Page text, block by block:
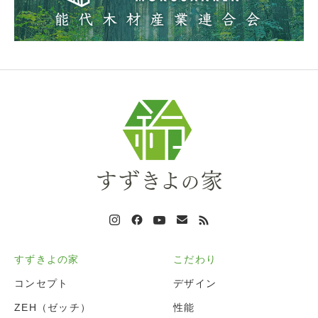
すずきよの家
コンセプト
ZEH（ゼッチ）
こだわり
デザイン
性能